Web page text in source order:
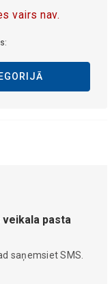
vairs nav.
pasta
saņemsiet SMS.